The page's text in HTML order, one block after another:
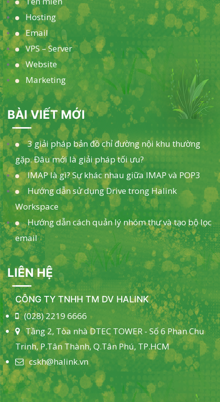
Hosting
Email
VPS – Server
Website
Marketing
BÀI VIẾT MỚI
3 giải pháp bản đồ chỉ đường nội khu thường
gặp. Đâu mới là giải pháp tối ưu?
IMAP là gì? Sự khác nhau giữa IMAP và POP3
Hướng dẫn sử dụng Drive trong Halink
Workspace
Hướng dẫn cách quản lý nhóm thư và tạo bộ lọc
email
LIÊN HỆ
CÔNG TY TNHH TM DV HALINK
(028) 2219 6666
Tầng 2, Tòa nhà DTEC TOWER - Số 6 Phan Chu
Trinh, P.Tân Thành, Q.Tân Phú, TP.HCM
cskh@halink.vn